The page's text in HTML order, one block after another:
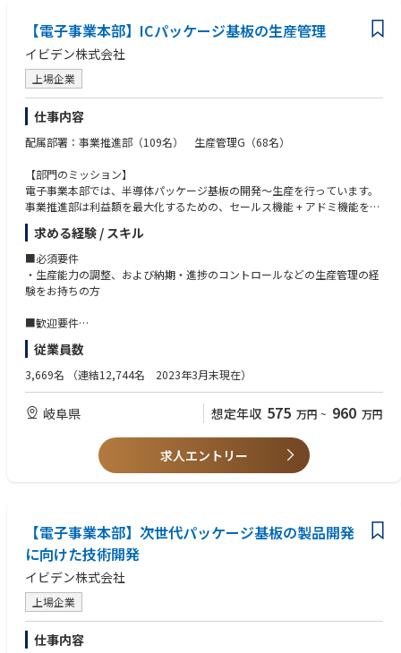
当社の営業は、数社の大手企業を担当し、新商品の開発段階から納品まで
伴走するスタイルです。中には、老若男女に大人気のゲーム機を扱う会社
や、日本屈指の電子機器メーカーも。場合によっては、1社を数名の営業
で担当することもあります。
【お任せする業務について】
顧客からの依頼を中国・台湾のエンジニアに伝え、仕様などを調整。とき
には、コンペ資料の作成やプレゼン、予算・品質管理を行なうことも。新
商品の企画段階から携わります。
【電子事業本部】ICパッケージ基板の生産管理
イビデン株式会社
上場企業
仕事内容
配属部署：事業推進部（109名） 生産管理G（68名）
【部門のミッション】
電子事業本部では、半導体パッケージ基板の開発～生産を行っています。
事業推進部は利益額を最大化するための、セールス機能 + アドミ機能を融
合した、全体の司令塔を担っており、生産管理Gは工場運営状態の健全性
の見張り＝監視・コンダクターとして生産計画の立案や生産状況の管理を
行っています。
【業務内容】
示・生産状況確認、顧客への生産状況報告、監査報告やそれに伴う資料作
の国内工場とマレーシア・フィリピンにある海外工場のいずれかをご経験
や英語力に応じてご担当いただきます。以下をご担当いただきつつ、設備
や品質などの製品担当の代表と生産の進捗管理と顕在化した課題の解決に
向けた週次のミーティングを主導していただきます。なお、国内工場担当
の場合も、顧客は海外の企業となる場合もあります。ゆくゆくは複数工程
いくことが可能です。
②海外工場：海外とはリモートでの業務となり、現地のコンダクターに対
する生産指示や生産状況の確認、生産能力の確認、生産計画の立案（海外
出張はあまり発生いたしません）
【業務の魅力】
・世界規模で需要の高い半導体の最前線で、コンダクターとしてサプライ
チェーンを回すダイナミズムを経験できます
求める経験 / スキル
■必須要件
・生産能力の調整、および納期・進捗のコントロールなどの生産管理の経
験をお持ちの方
■歓迎要件
・半導体や電子部品などの生産管理の経験をお持ちの方
・英語での簡単な資料作成や会話が可能な方
・ISOなどの知識保有者（内部監査経験）
従業員数
3,669名 （連結12,744名 2023年3月末現在）
岐阜県 想定年収 575 万円 ~ 960 万円
求人エントリー
【電子事業本部】次世代パッケージ基板の製品開発
に向けた技術開発
イビデン株式会社
上場企業
仕事内容